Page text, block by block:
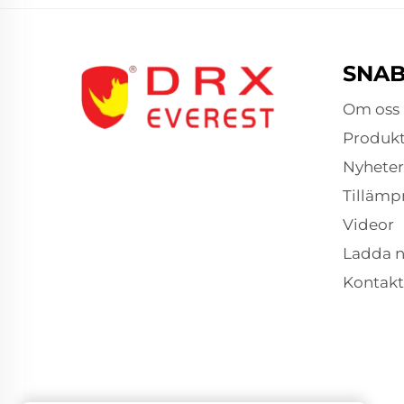
Om oss
Nyheter
Videor
Ladda